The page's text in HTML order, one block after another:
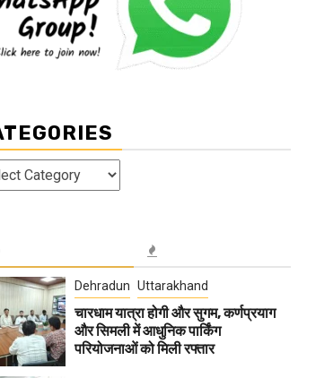
Dehradun Uttarakhand
चारधाम यात्रा होगी और सुगम, कर्णप्रयाग
और सिमली में आधुनिक पार्किंग
परियोजनाओं को मिली रफ्तार